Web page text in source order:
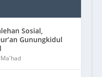
Sosial,
Gunungkidul